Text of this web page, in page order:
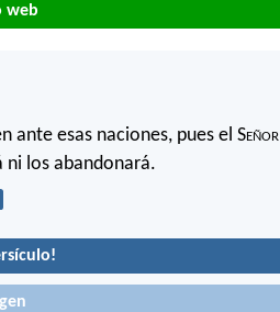
web
ante esas naciones, pues el Señor
ni los abandonará.